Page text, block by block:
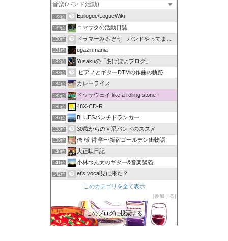
128位 Epilogue/LogueWiki
129位 コマサクの活動日誌
130位 ドラマーみるぞう バンドやってまするぅ
131位 ugazinmania
132位 Yusakuの「あげぽよブログ」
133位 ピアノとギターDTMの作曲の軌跡
134位 カレーライス
135位 ドッサウェイ like a rolling stone
136位 48X-CD-R
137位 BLUESパンチドランカー
138位 30歳からのＶ系バンドのススメ
139位 俺 様 哲 学〜新宿ゴールデン街物語
140位 大正駄日記
141位 小林つん太のギター&音楽談義
142位 et's vocal見に来た？
このカテゴリを全て表示
参加する
このブログに投票する